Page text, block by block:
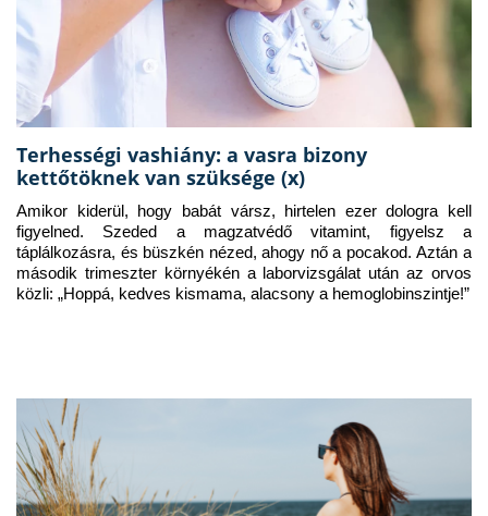
Terhességi vashiány: a vasra bizony
kettőtöknek van szüksége (x)
Amikor kiderül, hogy babát vársz, hirtelen ezer dologra kell
figyelned. Szeded a magzatvédő vitamint, figyelsz a
táplálkozásra, és büszkén nézed, ahogy nő a pocakod. Aztán a
második trimeszter környékén a laborvizsgálat után az orvos
közli: „Hoppá, kedves kismama, alacsony a hemoglobinszintje!”